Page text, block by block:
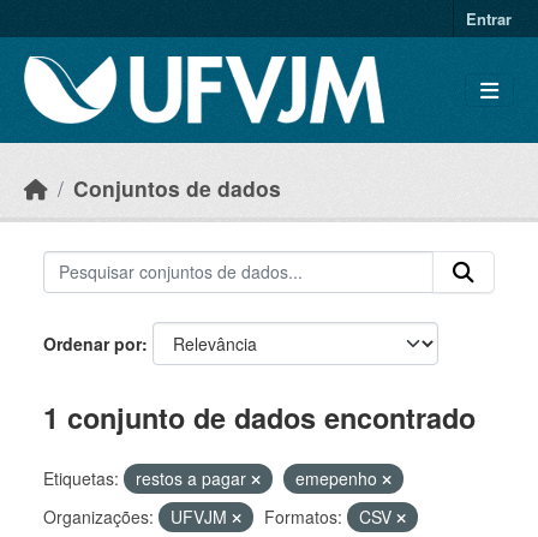
Entrar
Conjuntos de dados
Ordenar por
1 conjunto de dados encontrado
Etiquetas: restos a pagar
emepenho
Organizações:
UFVJM Formatos:
CSV